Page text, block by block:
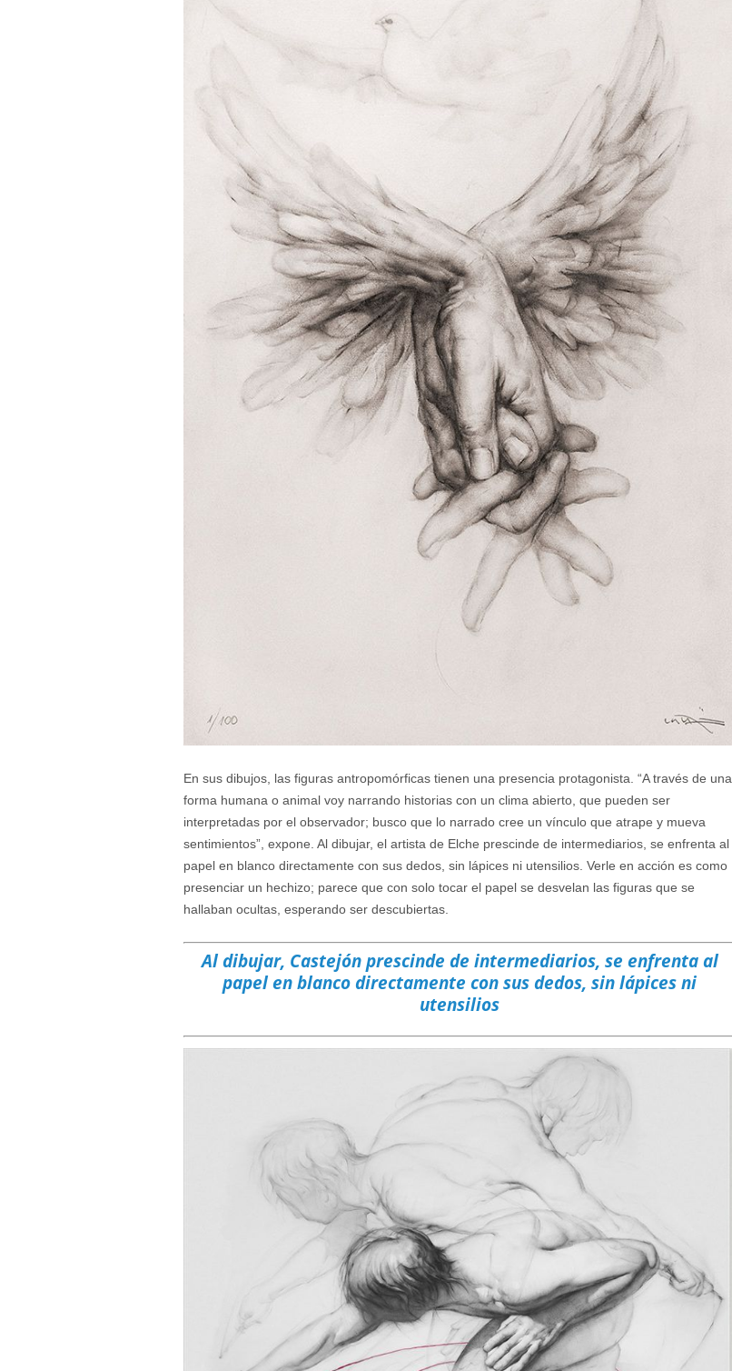
En sus dibujos, las figuras antropomórficas tienen una presencia protagonista. “A través de una
forma humana o animal voy narrando historias con un clima abierto, que pueden ser
interpretadas por el observador; busco que lo narrado cree un vínculo que atrape y mueva
sentimientos”, expone. Al dibujar, el artista de Elche prescinde de intermediarios, se enfrenta al
papel en blanco directamente con sus dedos, sin lápices ni utensilios. Verle en acción es como
presenciar un hechizo; parece que con solo tocar el papel se desvelan las figuras que se
hallaban ocultas, esperando ser descubiertas.
Al dibujar, Castejón prescinde de intermediarios, se enfrenta al
papel en blanco directamente con sus dedos, sin lápices ni
utensilios